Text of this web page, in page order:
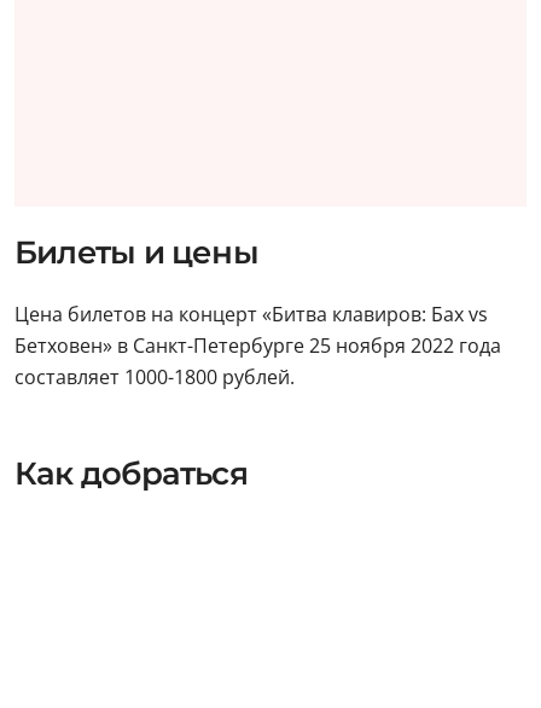
Билеты и цены
Цена билетов на концерт «Битва клавиров: Бах vs
Бетховен» в Санкт-Петербурге 25 ноября 2022 года
составляет 1000-1800 рублей.
Как добраться